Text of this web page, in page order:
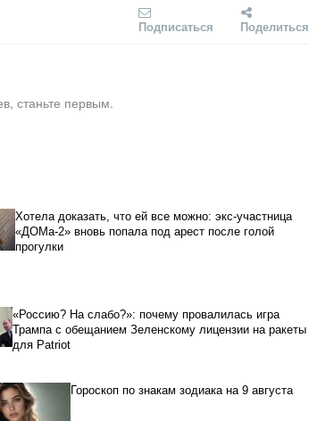
Подписаться Поделиться
станьте первым.
Хотела доказать, что ей все можно: экс-участница
«ДОМа-2» вновь попала под арест после голой
прогулки
«Россию? На слабо?»: почему провалилась игра
Трампа с обещанием Зеленскому лицензии на ракеты
для Patriot
Гороскоп по знакам зодиака на 9 августа